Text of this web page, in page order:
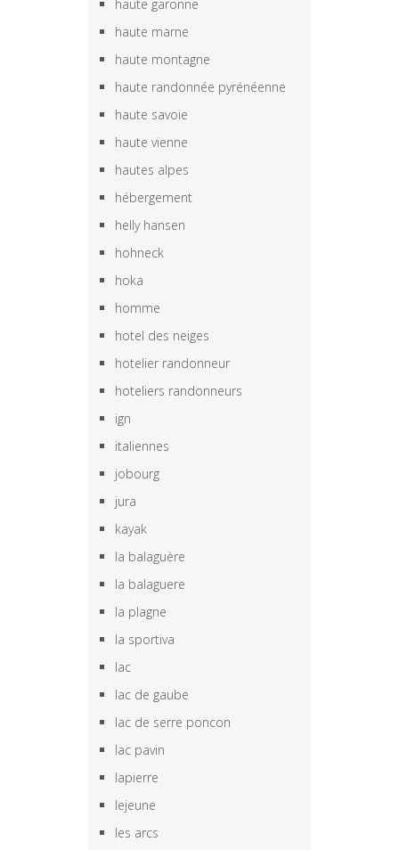
haute garonne
haute marne
haute montagne
haute randonnée pyrénéenne
haute savoie
haute vienne
hautes alpes
hébergement
helly hansen
hohneck
hoka
homme
hotel des neiges
hotelier randonneur
hoteliers randonneurs
ign
italiennes
jobourg
jura
kayak
la balaguère
la balaguere
la plagne
la sportiva
lac
lac de gaube
lac de serre poncon
lac pavin
lapierre
lejeune
les arcs